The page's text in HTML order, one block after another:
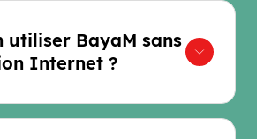
utiliser BayaM sans
Internet ?